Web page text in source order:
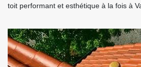
toit performant et esthétique à la fois à